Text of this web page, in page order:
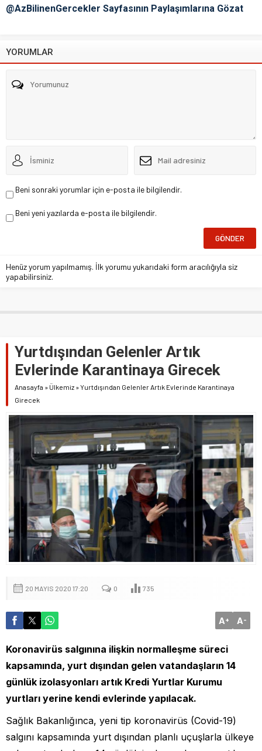
@AzBilinenGercekler Sayfasının Paylaşımlarına Gözat
YORUMLAR
Beni sonraki yorumlar için e-posta ile bilgilendir.
Beni yeni yazılarda e-posta ile bilgilendir.
Henüz yorum yapılmamış. İlk yorumu yukarıdaki form aracılığıyla siz
yapabilirsiniz.
Yurtdışından Gelenler Artık
Evlerinde Karantinaya Girecek
Anasayfa » Ülkemiz »Yurtdışından Gelenler Artık Evlerinde Karantinaya
Girecek
20 MAYIS 2020 17:20 0 735
A+ A-
Koronavirüs salgınına ilişkin normalleşme süreci
kapsamında, yurt dışından gelen vatandaşların 14
günlük izolasyonları artık Kredi Yurtlar Kurumu
yurtları yerine kendi evlerinde yapılacak.
Sağlık Bakanlığınca, yeni tip koronavirüs (Covid-19)
salgını kapsamında yurt dışından planlı uçuşlarla ülkeye